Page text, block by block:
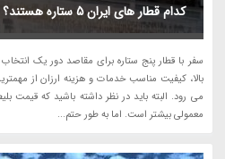
کدام قطار های ایران 5 ستاره هستند؟
سفر با قطار پنج ستاره برای مقاصد دور یک
بالا، کیفیت مناسب خدمات و هزینه ارزان از
معمولی بیشتر است. اما به طور حتم...